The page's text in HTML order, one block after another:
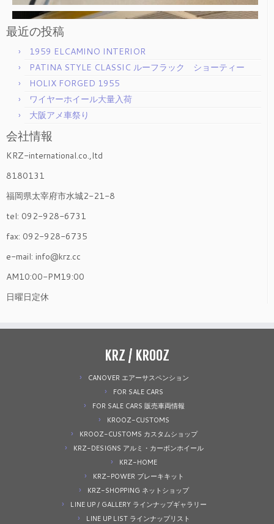
最近の投稿
1959 ELCAMINO INTERIOR
PATINA STYLE CLASSIC ルーフラック ショーティー
HOLIX FORGED 1955
ワイヤーホイール大量入荷
大阪アメ車祭り
会社情報
KRZ-international.co.,ltd
8180131
福岡県太宰府市水城2-21-8
tel: 092-928-6731
fax: 092-928-6735
e-mail: info@krz.cc
AM10:00-PM19:00
日曜日定休
KRZ / KROOZ
CANOVER エアーサスペンション
FOR SALE CARS
FOR SALE CARS 販売車両情報
KROOZ-CUSTOMS
KROOZ-CUSTOMS カスタムショップ
KRZ-DESIGNS アルミ・カーボンホイール
KRZ-HOME
KRZ-POWER ブレーキキット
KRZ-SHOPPING ネットショップ
LINE UP / GALLERY ラインナップギャラリー
LINE UP LIST ラインナップリスト